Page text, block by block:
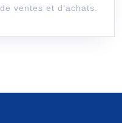
ventes et d’achats.